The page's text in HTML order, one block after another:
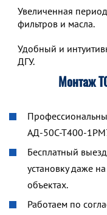
Увеличенная
фильтров и масла.
Удобный и
ДГУ.
Монтаж
АД-50С-Т400-
Бесплатный
установку даже
объектах.
Работаем по